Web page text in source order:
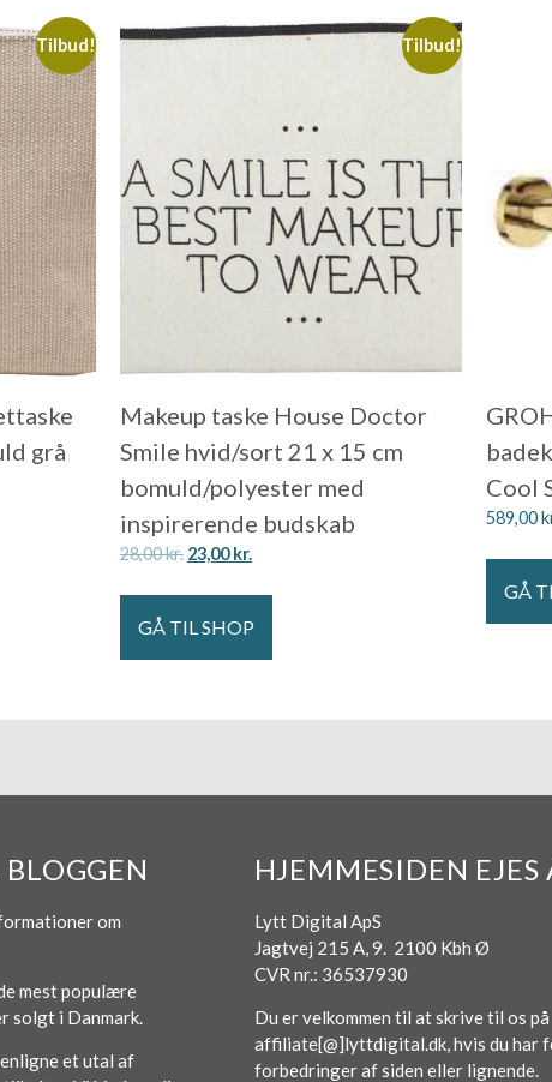
Tilbud!
grå
Tilbud!
Makeup taske House Doctor
Smile hvid/sort 21 x 15 cm
bomuld/polyester med
inspirerende budskab
28,00kr. 23,00kr.
GÅ TIL SHOP
Cool
589,00
GÅ
om
mest populære
solgt i Danmark.
et utal af
HJEMMESIDEN EJES
Lytt Digital ApS
Jagtvej 215 A, 9. 2100 Kbh Ø
CVR nr.: 36537930
Du er velkommen til at skrive til os på
affiliate[@]lyttdigital.dk, hvis du har
forbedringer af siden eller lignende.